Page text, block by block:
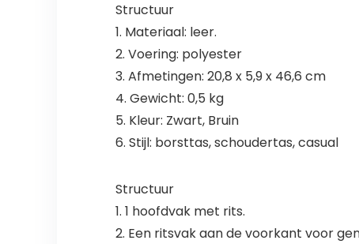
Structuur
1. Materiaal: leer.
2. Voering: polyester
3. Afmetingen: 20,8 x 5,9 x 46,6 cm
4. Gewicht: 0,5 kg
5. Kleur: Zwart, Bruin
6. Stijl: borsttas, schoudertas, casual
Structuur
1. 1 hoofdvak met rits.
2. Een ritsvak aan de voorkant voor